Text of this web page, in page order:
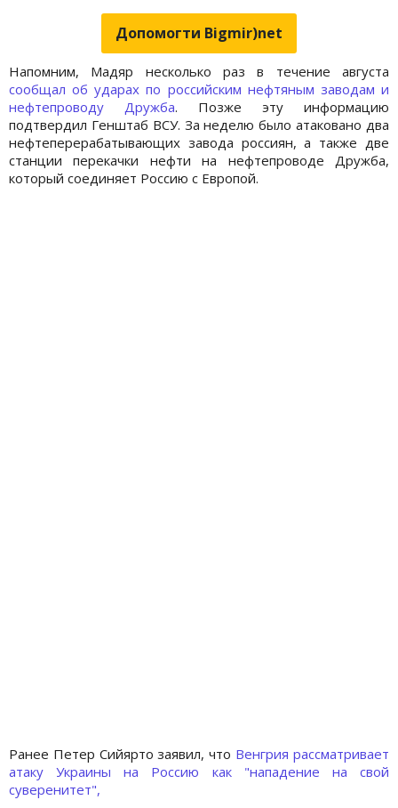
Допомогти Bigmir)net
Напомним, Мадяр несколько раз в течение августа
сообщал об ударах по российским нефтяным заводам и
нефтепроводу Дружба. Позже эту информацию
подтвердил Генштаб ВСУ. За неделю было атаковано два
нефтеперерабатывающих завода россиян, а также две
станции перекачки нефти на нефтепроводе Дружба,
который соединяет Россию с Европой.
Ранее Петер Сийярто заявил, что Венгрия рассматривает
атаку Украины на Россию как "нападение на свой
суверенитет",